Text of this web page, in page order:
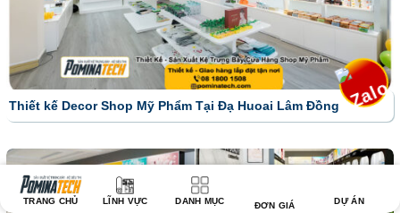
Thiết kế Decor Shop Mỹ Phẩm Tại Đạ Huoai Lâm Đồng
TRANG CHỦ LĨNH VỰC DANH MỤC ĐƠN GIÁ DỰ ÁN